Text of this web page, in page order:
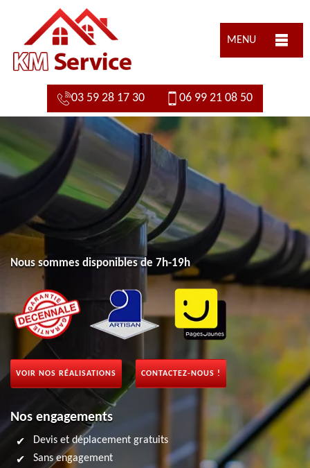
MENU
03 59 28 17 30 06 99 21 08 50
Nous sommes disponibles de 7h-19h
VOIR NOS RÉALISATIONS CONTACTEZ-NOUS !
Nos engagements
Devis et déplacement gratuits
Sans engagement